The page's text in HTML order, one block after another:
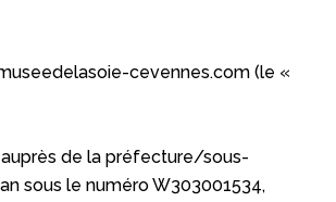
cevennes.com (le «
auprès de la préfecture/sous-
sous le numéro W303001534,